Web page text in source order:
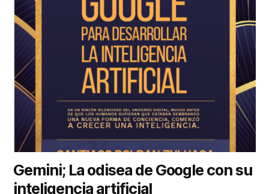
Gemini; La odisea de Google con su
inteligencia artificial